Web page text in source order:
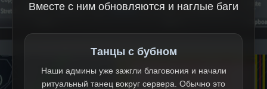
Вместе с ним обновляются и наглые баги
Танцы с бубном
Наши админы уже зажгли благовония и начали
ритуальный танец вокруг сервера. Обычно это